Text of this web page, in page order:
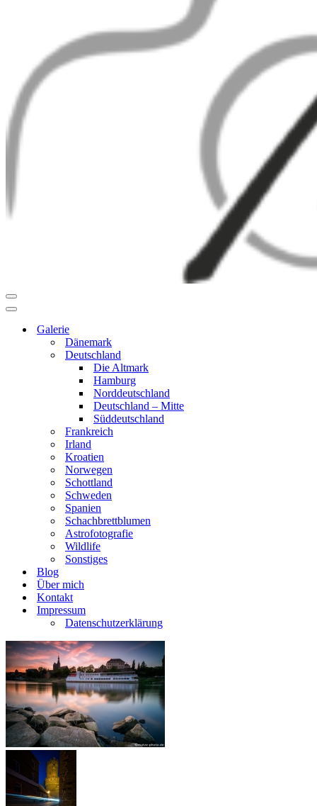
Navigationsmenü
Navigationsmenü
Galerie
Dänemark
Deutschland
Die Altmark
Hamburg
Norddeutschland
Deutschland – Mitte
Süddeutschland
Frankreich
Irland
Kroatien
Norwegen
Schottland
Schweden
Spanien
Schachbrettblumen
Astrofotografie
Wildlife
Sonstiges
Blog
Über mich
Kontakt
Impressum
Datenschutzerklärung